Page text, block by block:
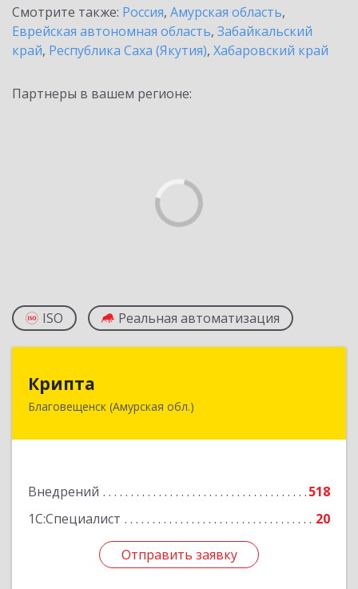
Смотрите также: Россия, Амурская область,
Еврейская автономная область, Забайкальский
край, Республика Саха (Якутия), Хабаровский край
Партнеры в вашем регионе:
ISO Реальная автоматизация
Крипта
Благовещенск (Амурская обл.)
Внедрений
518
1С:Специалист
20
Отправить заявку
675000, Амурская обл, Благовещенск г,
Отправить заявку